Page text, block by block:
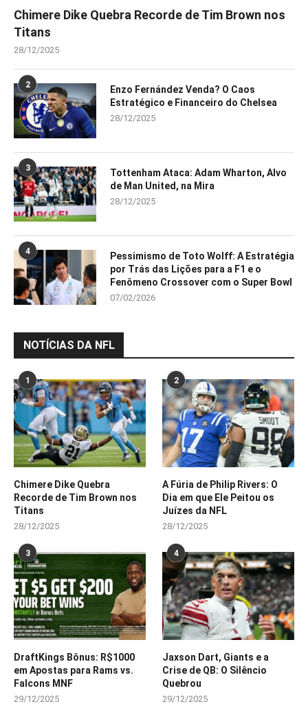
Chimere Dike Quebra Recorde de Tim Brown nos
Titans
28/12/2025
2
Enzo Fernández Venda? O Caos
Estratégico e Financeiro do Chelsea
28/12/2025
3
Tottenham Ataca: Adam Wharton, Alvo
de Man United, na Mira
28/12/2025
4
Pessimismo de Toto Wolff: A Estratégia
por Trás das Lições para a F1 e o
Fenômeno Crossover com o Super Bowl
07/02/2026
NOTÍCIAS DA NFL
1
Chimere Dike Quebra
Recorde de Tim Brown nos
Titans
28/12/2025
2
A Fúria de Philip Rivers: O
Dia em que Ele Peitou os
Juízes da NFL
28/12/2025
3
DraftKings Bônus: R$1000
em Apostas para Rams vs.
Falcons MNF
29/12/2025
4
Jaxson Dart, Giants e a
Crise de QB: O Silêncio
Quebrou
29/12/2025